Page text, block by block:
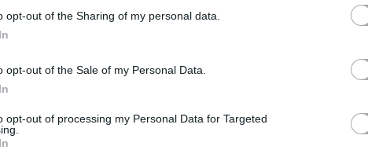
opt-out of the Sharing of my personal data.
opt-out of the Sale of my Personal Data.
opt-out of processing my Personal Data for Targeted